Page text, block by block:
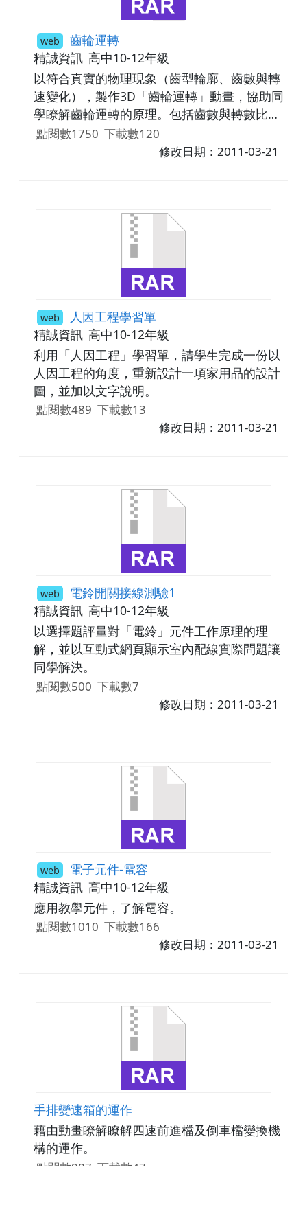
web 齒輪運轉
精誠資訊 高中10-12年級
以符合真實的物理現象（齒型輪廓、齒數與轉
速變化），製作3D「齒輪運轉」動畫，協助同
學瞭解齒輪運轉的原理。包括齒數與轉數比，
扭力輸出變化等。※「齒輪運轉」動畫，應分
別說明正齒輪、斜齒輪、人字形齒輪、堝形齒
轉的原理。※「齒輪的種類」動畫，應分別說
明正齒輪（Spur gears）、小齒輪與齒條
(Racks)、螺旋齒輪（Helical gears）、傘形齒
輪（Bevel gears)、交錯螺旋齒輪(Screw
gears) 、蝸桿蝸輪(Worms and worm
gears)、行星齒輪（Planetary gear train）等
7種常見的齒輪。※以符合真實的物理現象
（主被動輪直徑與轉速變化），製作3D「皮帶
輪與鏈輪運轉」動畫，協助同學瞭解皮帶輪與
鏈輪運轉的原理。※「皮帶輪與鏈輪運轉」動
畫，應分別說明皮帶的斷面形狀、打滑現象、
正時皮帶、"8"字形傳動、張力輪與轉動方向
等。鏈輪部份應說明噪音、磨耗後的齒形變
點閱數1750 下載數120
修改日期：2011-03-21
web 人因工程學習單
精誠資訊 高中10-12年級
利用「人因工程」學習單，請學生完成一份以
人因工程的角度，重新設計一項家用品的設計
圖，並加以文字說明。
點閱數489 下載數13
修改日期：2011-03-21
web 電鈴開關接線測驗1
精誠資訊 高中10-12年級
以選擇題評量對「電鈴」元件工作原理的理
解，並以互動式網頁顯示室內配線實際問題讓
同學解決。
點閱數500 下載數7
修改日期：2011-03-21
web 電子元件-電容
精誠資訊 高中10-12年級
應用教學元件，了解電容。
點閱數1010 下載數166
修改日期：2011-03-21
手排變速箱的運作
藉由動畫瞭解瞭解四速前進檔及倒車檔變換機
構的運作。
點閱數987 下載數47